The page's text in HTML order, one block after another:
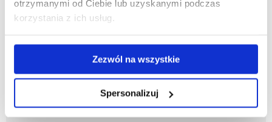
otrzymanymi od Ciebie lub uzyskanymi podczas
korzystania z ich usług.
Zezwól na wszystkie
Spersonalizuj
Wydziałem Technologiczno-Przyrodniczym